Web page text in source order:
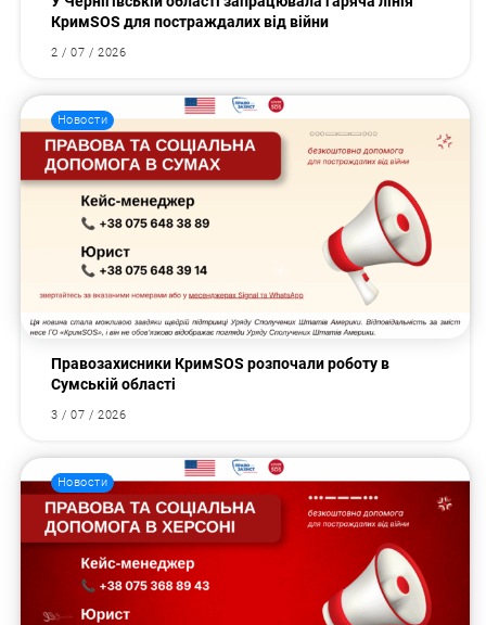
КримSOS для постраждалих від війни
2 / 07 / 2026
Новости
Правозахисники КримSOS розпочали роботу в
Сумській області
3 / 07 / 2026
Новости